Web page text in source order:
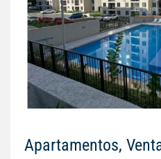
Apartamentos,